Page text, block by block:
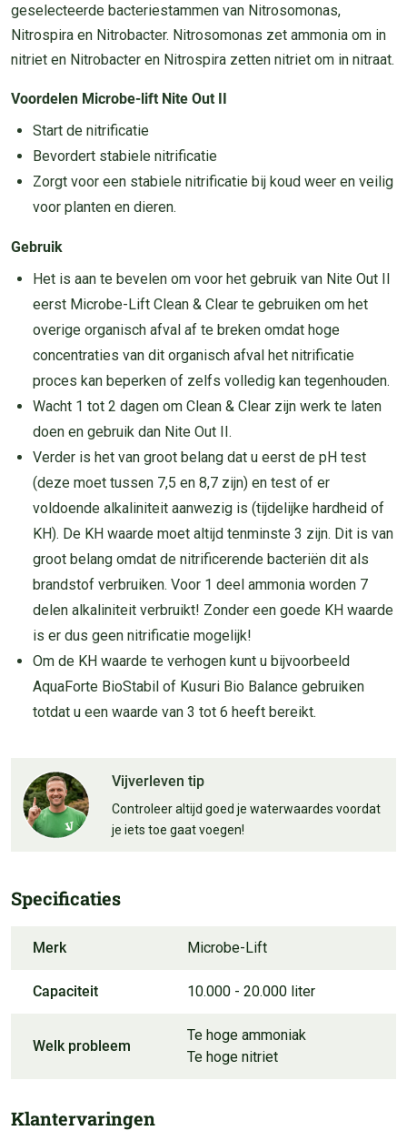
geselecteerde bacteriestammen van Nitrosomonas,
Nitrospira en Nitrobacter. Nitrosomonas zet ammonia om in
nitriet en Nitrobacter en Nitrospira zetten nitriet om in nitraat.
Voordelen Microbe-lift Nite Out II
Start de nitrificatie
Bevordert stabiele nitrificatie
Zorgt voor een stabiele nitrificatie bij koud weer en veilig
voor planten en dieren.
Gebruik
Het is aan te bevelen om voor het gebruik van Nite Out II
eerst Microbe-Lift Clean & Clear te gebruiken om het
overige organisch afval af te breken omdat hoge
concentraties van dit organisch afval het nitrificatie
proces kan beperken of zelfs volledig kan tegenhouden.
Wacht 1 tot 2 dagen om Clean & Clear zijn werk te laten
doen en gebruik dan Nite Out II.
Verder is het van groot belang dat u eerst de pH test
(deze moet tussen 7,5 en 8,7 zijn) en test of er
voldoende alkaliniteit aanwezig is (tijdelijke hardheid of
KH). De KH waarde moet altijd tenminste 3 zijn. Dit is van
groot belang omdat de nitrificerende bacteriën dit als
brandstof verbruiken. Voor 1 deel ammonia worden 7
delen alkaliniteit verbruikt! Zonder een goede KH waarde
is er dus geen nitrificatie mogelijk!
Om de KH waarde te verhogen kunt u bijvoorbeeld
AquaForte BioStabil of Kusuri Bio Balance gebruiken
totdat u een waarde van 3 tot 6 heeft bereikt.
Vijverleven tip
Controleer altijd goed je waterwaardes voordat
je iets toe gaat voegen!
Specificaties
Merk Microbe-Lift
Capaciteit 10.000 - 20.000 liter
Welk probleem
Te hoge ammoniak
Te hoge nitriet
Klantervaringen